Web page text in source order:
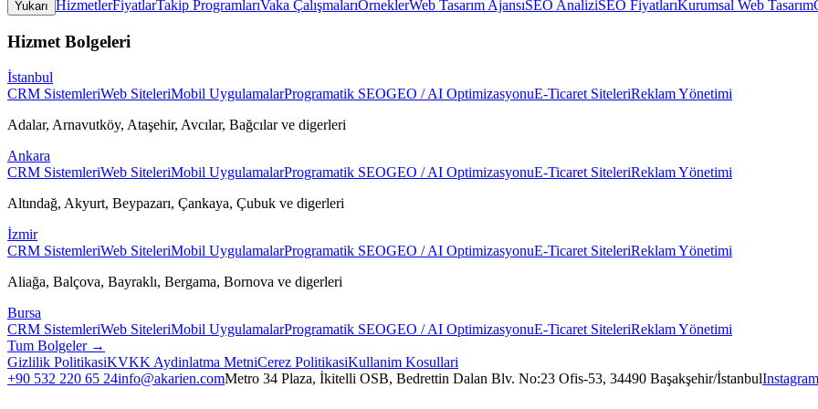
Yukarı HizmetlerFiyatlarTakip ProgramlarıVaka ÇalışmalarıÖrneklerWeb Tasarım AjansıSEO AnaliziSEO FiyatlarıKurumsal Web Tasarım
Hizmet Bolgeleri
İstanbul
CRM SistemleriWeb SiteleriMobil UygulamalarProgramatik SEOGEO / AI OptimizasyonuE-Ticaret SiteleriReklam Yönetimi
Adalar, Arnavutköy, Ataşehir, Avcılar, Bağcılarve digerleri
Ankara
CRM SistemleriWeb SiteleriMobil UygulamalarProgramatik SEOGEO / AI OptimizasyonuE-Ticaret SiteleriReklam Yönetimi
Altındağ, Akyurt, Beypazarı, Çankaya, Çubuk ve digerleri
İzmir
CRM SistemleriWeb SiteleriMobil UygulamalarProgramatik SEOGEO / AI OptimizasyonuE-Ticaret SiteleriReklam Yönetimi
Aliağa, Balçova, Bayraklı, Bergama, Bornova ve digerleri
Bursa
CRM SistemleriWeb SiteleriMobil UygulamalarProgramatik SEOGEO / AI OptimizasyonuE-Ticaret SiteleriReklam Yönetimi
Tum Bolgeler →
Gizlilik PolitikasiKVKK Aydinlatma MetniCerez PolitikasiKullanim Kosullari
+90 532 220 65 24info@akarien.comMetro 34 Plaza, İkitelli OSB, Bedrettin Dalan Blv. No:23 Ofis-53, 34490 Başakşehir/İstanbulInstagram